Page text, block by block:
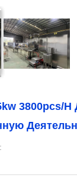
3800pcs/